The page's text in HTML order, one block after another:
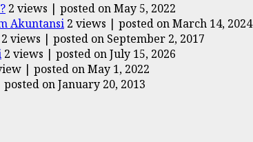
2 views | posted on May 5, 2022
Akuntansi 2 views | posted on March 14, 2024
2 views | posted on September 2, 2017
2 views | posted on July 15, 2026
| posted on May 1, 2022
posted on January 20, 2013